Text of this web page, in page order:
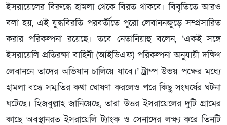
ইসরায়েলের বিরুদ্ধে হামলা থেকে বিরত থাকবে। বিবৃতিতে আরও
বলা হয়, এই যুদ্ধবিরতি পরবর্তীতে পুরো লেবাননজুড়ে সম্প্রসারিত
করার পরিকল্পনা রয়েছে। তবে নেতানিয়াহু বলেন, ‘একই সঙ্গে
ইসরায়েলি প্রতিরক্ষা বাহিনী (আইডিএফ) পরিকল্পনা অনুযায়ী দক্ষিণ
লেবাননে তাদের অভিযান চালিয়ে যাবে।’ ট্রাম্প উভয় পক্ষের মধ্যে
হামলা বন্ধে সম্মতির কথা ঘোষণা করলেও পরে কিছু সংঘর্ষের ঘটনা
ঘটেছে। হিজবুল্লাহ জানিয়েছে, তারা উত্তর ইসরায়েলের দুটি গ্রামের
কাছে অবস্থানরত ইসরায়েলি ট্যাংক ও সেনাদের লক্ষ্য করে তিনটি